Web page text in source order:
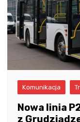
Komunikacja
Nowa linia
z